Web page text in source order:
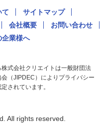
て
サイトマップ
会社概要
お問い合わせ
企業様へ
式会社クリエイトは一般財団法
（JIPDEC）によりプライバシー
されています。
All rights reserved.